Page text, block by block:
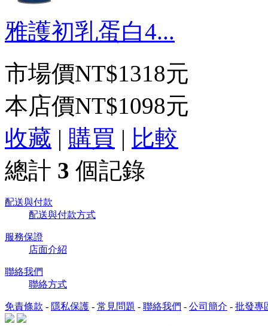
雅護初乳蛋白4...
市場價NT$1318元
本店價NT$1098元
收藏 | 購買 | 比較
總計 3 個記錄
配送與付款
配送與付款方式
服務保證
店面介紹
聯絡我們
聯絡方式
免責條款 - 隱私保護 - 常見問題 - 聯絡我們 - 公司簡介 - 批發專